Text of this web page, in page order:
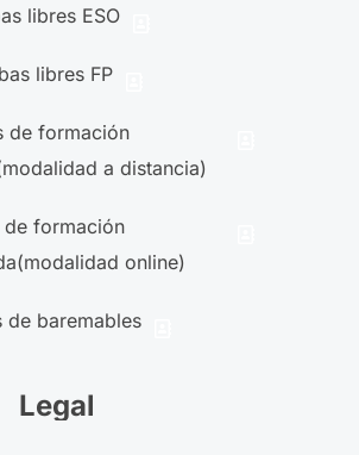
libres ESO
libres FP
de formación
a distancia)
de formación
online)
de baremables
Legal